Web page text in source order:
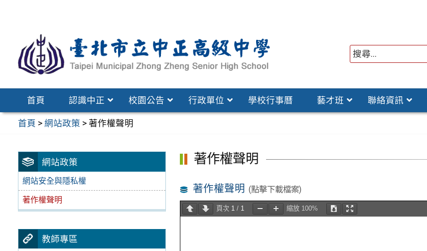
區
首頁 認識中正 校園公告 行政單位 學校行事曆 藝才班 聯絡資訊
首頁 >網站政策 > 著作權聲明
網站政策
網站安全與隱私權
著作權聲明
教師專區
著作權聲明
著作權聲明 (點擊下載檔案)
頁次 1 / 1 縮放 100%